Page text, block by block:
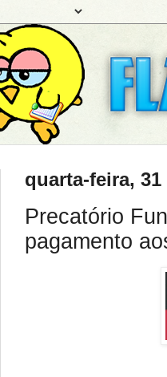
quarta-feira,
Precatório
pagamento